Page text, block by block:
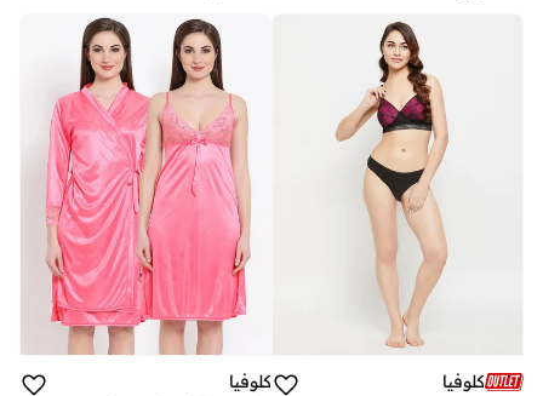
كلوفيا
كلوفيا